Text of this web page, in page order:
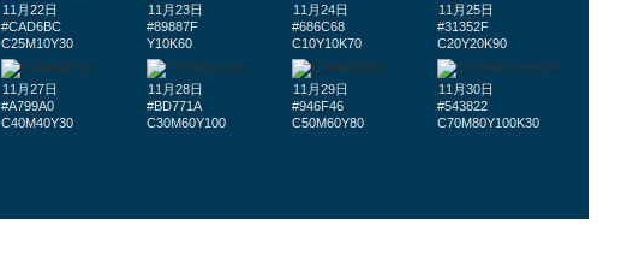
11月22日
#CAD6BC
C25M10Y30
11月23日
#89887F
Y10K60
11月24日
#686C68
C10Y10K70
11月25日
#31352F
C20Y20K90
11月27日
#A799A0
C40M40Y30
11月28日
#BD771A
C30M60Y100
11月29日
#946F46
C50M60Y80
11月30日
#543822
C70M80Y100K30